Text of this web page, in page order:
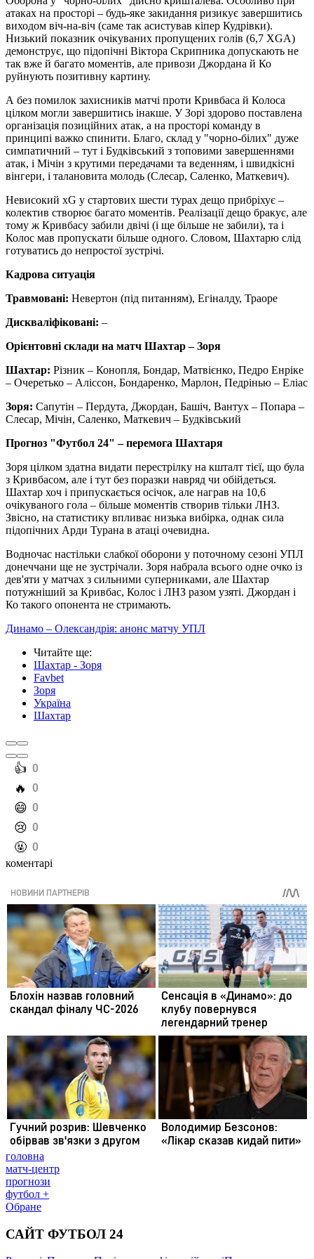
атаках на просторі – будь-яке закидання ризикує завершитись
виходом віч-на-віч (саме так асистував кіпер Кудрівки).
Низький показник очікуваних пропущених голів (6,7 XGA)
демонструє, що підопічні Віктора Скрипника допускають не
так вже й багато моментів, але привози Джордана й Ко
руйнують позитивну картину.
А без помилок захисників матчі проти Кривбаса й Колоса
цілком могли завершитись інакше. У Зорі здорово поставлена
організація позиційних атак, а на просторі команду в
принципі важко спинити. Благо, склад у "чорно-білих" дуже
симпатичний – тут і Будківський з топовими завершеннями
атак, і Мічін з крутими передачами та веденням, і швидкісні
вінгери, і талановита молодь (Слесар, Саленко, Маткевич).
Невисокий xG у стартових шести турах дещо прибріхує –
колектив створює багато моментів. Реалізації дещо бракує, але
тому ж Кривбасу забили двічі (і ще більше не забили), та і
Колос мав пропускати більше одного. Словом, Шахтарю слід
готуватись до непростої зустрічі.
Кадрова ситуація
Травмовані: Невертон (під питанням), Егіналду, Траоре
Дискваліфіковані: –
Орієнтовні склади на матч Шахтар – Зоря
Шахтар: Різник – Конопля, Бондар, Матвієнко, Педро Енріке
– Очеретько – Аліссон, Бондаренко, Марлон, Педрінью – Еліас
Зоря: Сапутін – Пердута, Джордан, Башіч, Вантух – Попара –
Слесар, Мічін, Саленко, Маткевич – Будківський
Прогноз "Футбол 24" – перемога Шахтаря
Зоря цілком здатна видати перестрілку на кшталт тієї, що була
з Кривбасом, але і тут без поразки навряд чи обійдеться.
Шахтар хоч і припускається осічок, але награв на 10,6
очікуваного гола – більше моментів створив тільки ЛНЗ.
Звісно, на статистику впливає низька вибірка, однак сила
підопічних Арди Турана в атаці очевидна.
Водночас настільки слабкої оборони у поточному сезоні УПЛ
донеччани ще не зустрічали. Зоря набрала всього одне очко із
дев'яти у матчах з сильними суперниками, але Шахтар
потужніший за Кривбас, Колос і ЛНЗ разом узяті. Джордан і
Ко такого опонента не стримають.
Динамо – Олександрія: анонс матчу УПЛ
Читайте ще:
Шахтар - Зоря
Favbet
Зоря
Україна
Шахтар
️👍 0
️🔥 0
️😄 0
️😢 0
️🤬 0
коментарі
головна
матч-центр
прогнози
футбол +
Обране
САЙТ ФУТБОЛ 24